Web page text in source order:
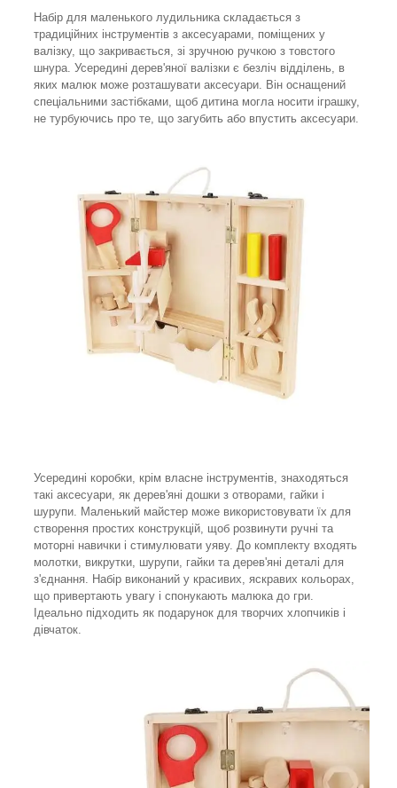
Набір для маленького лудильника складається з
традиційних інструментів з аксесуарами, поміщених у
валізку, що закривається, зі зручною ручкою з товстого
шнура. Усередині дерев'яної валізки є безліч відділень, в
яких малюк може розташувати аксесуари. Він оснащений
спеціальними застібками, щоб дитина могла носити іграшку,
не турбуючись про те, що загубить або впустить аксесуари.
Усередині коробки, крім власне інструментів, знаходяться
такі аксесуари, як дерев'яні дошки з отворами, гайки і
шурупи. Маленький майстер може використовувати їх для
створення простих конструкцій, щоб розвинути ручні та
моторні навички і стимулювати уяву. До комплекту входять
молотки, викрутки, шурупи, гайки та дерев'яні деталі для
з'єднання. Набір виконаний у красивих, яскравих кольорах,
що привертають увагу і спонукають малюка до гри.
Ідеально підходить як подарунок для творчих хлопчиків і
дівчаток.